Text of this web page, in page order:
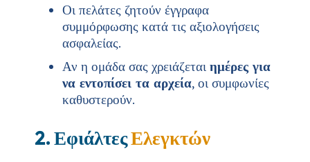
Οι πελάτες ζητούν έγγραφα
συμμόρφωσης κατά τις αξιολογήσεις
ασφαλείας.
Αν η ομάδα σας χρειάζεται ημέρες για
να εντοπίσει τα αρχεία, οι συμφωνίες
καθυστερούν.
2. ΕφιάλτεςΕλεγκτών